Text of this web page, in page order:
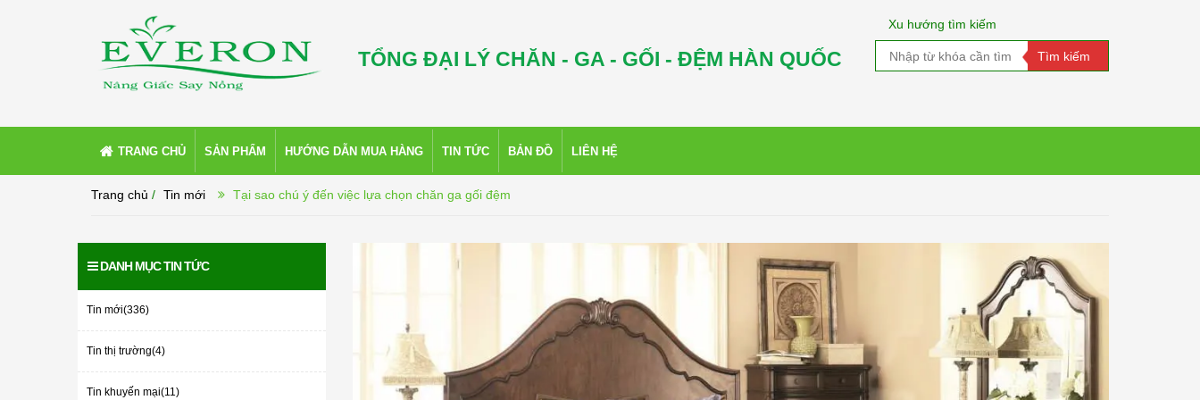
TỔNG ĐẠI LÝ CHĂN - GA - GỐI - ĐỆM HÀN QUỐC
Xu hướng tìm kiếm
TRANG CHỦ SẢN PHẨM HƯỚNG DẪN MUA HÀNG TIN TỨC BẢN ĐỒ LIÊN HỆ
Trang chủ / Tin mới Tại sao chú ý đến việc lựa chọn chăn ga gối đệm
DANH MỤC TIN TỨC
Tin mới(336)
Tin thị trường(4)
Tin khuyến mại(11)